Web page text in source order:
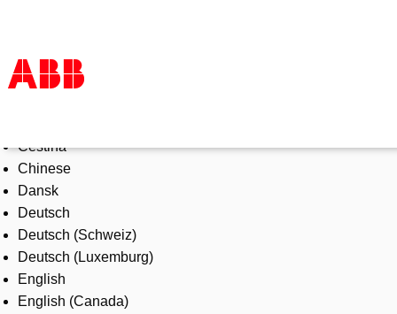
Tuotteet ja järjestelmät
Toimialat
Palvelut
ABB lyhyesti
Mistä ostaa
Ota yhteyttä
ABB-uralle
Čeština
Chinese
Dansk
Deutsch
Deutsch (Schweiz)
Deutsch (Luxemburg)
English
English (Canada)